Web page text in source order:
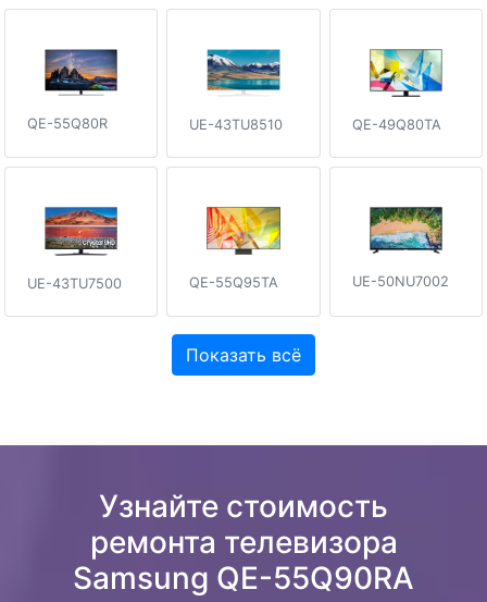
QE-55Q80R UE-43TU8510 QE-49Q80TA
UE-43TU7500 QE-55Q95TA UE-50NU7002
Показать всё
Узнайте стоимость
ремонта телевизора
Samsung QE-55Q90RA